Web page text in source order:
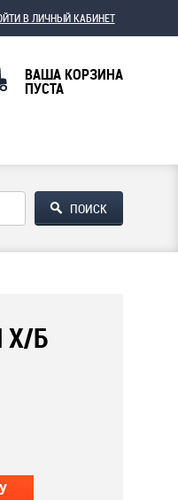
В ЛИЧНЫЙ КАБИНЕТ
ВАША КОРЗИНА
ПУСТА
Х/Б